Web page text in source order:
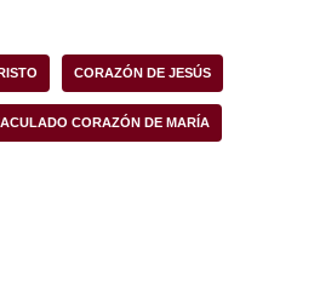
CORAZÓN DE JESÚS
CORAZÓN DE MARÍA